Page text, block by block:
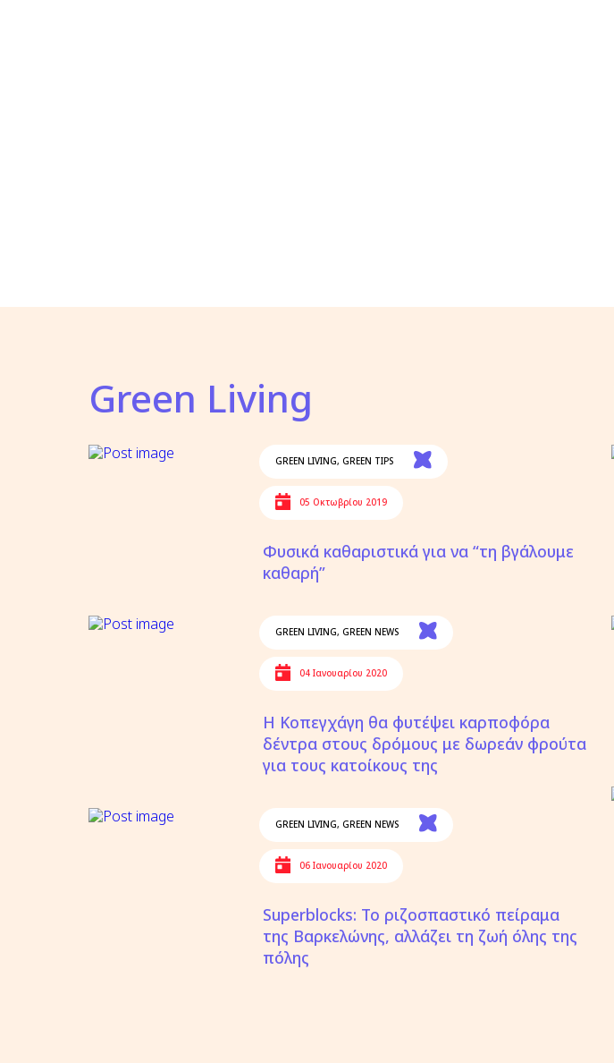
Green Living
GREEN LIVING, GREEN TIPS
05 Οκτωβρίου 2019
Φυσικά καθαριστικά για να “τη βγάλουμε
καθαρή”
GREEN LIVING, GREEN NEWS
04 Ιανουαρίου 2020
Η Κοπεγχάγη θα φυτέψει καρποφόρα
δέντρα στους δρόμους με δωρεάν φρούτα
για τους κατοίκους της
GREEN LIVING, GREEN NEWS
06 Ιανουαρίου 2020
Superblocks: Το ριζοσπαστικό πείραμα
της Βαρκελώνης, αλλάζει τη ζωή όλης της
πόλης